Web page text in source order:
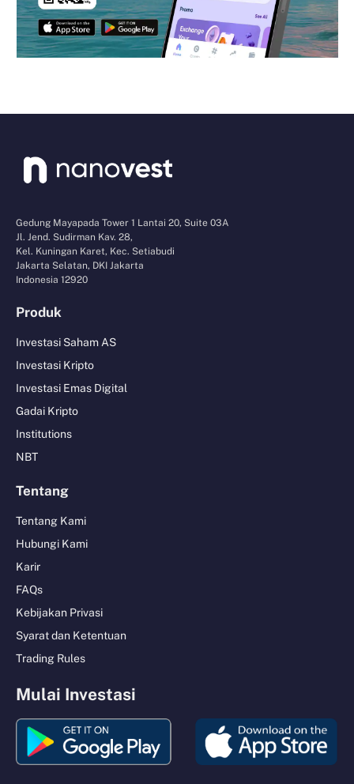
Gedung Mayapada Tower 1 Lantai 20, Suite 03A
Jl. Jend. Sudirman Kav. 28,
Kel. Kuningan Karet, Kec. Setiabudi
Jakarta Selatan, DKI Jakarta
Indonesia 12920
Produk
Investasi Saham AS
Investasi Kripto
Investasi Emas Digital
Gadai Kripto
Institutions
NBT
Tentang
Tentang Kami
Hubungi Kami
Karir
FAQs
Kebijakan Privasi
Syarat dan Ketentuan
Trading Rules
Mulai Investasi